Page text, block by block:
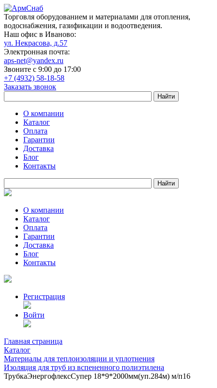
Торговля оборудованием и материалами для отопления,
водоснабжения, газификации и водоотведения.
Наш офис в Иваново:
ул. Некрасова, д.57
Электронная почта:
aps-net@yandex.ru
Звоните с 9:00 до 17:00
+7 (4932) 58-18-58
Заказать звонок
О компании
Каталог
Оплата
Гарантии
Доставка
Блог
Контакты
О компании
Каталог
Оплата
Гарантии
Доставка
Блог
Контакты
Регистрация
Войти
Главная страница
Каталог
Материалы для теплоизоляции и уплотнения
Изоляция для труб из вспененного полиэтилена
ТрубкаЭнергофлексСупер 18*9*2000мм(уп.284м) м/п16